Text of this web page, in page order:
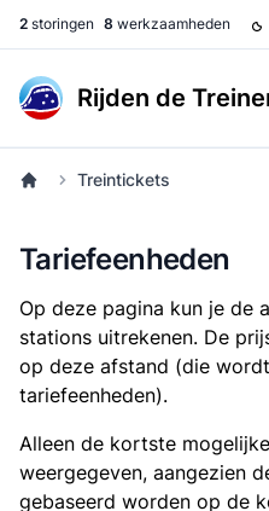
2 storingen 8 werkzaamheden
Rijden de
Treintickets
Tariefeenheden
Op deze pagina kun je de
stations uitrekenen. De
op deze afstand (die
tariefeenheden).
Alleen de kortste
weergegeven, aangezien
gebaseerd worden op de